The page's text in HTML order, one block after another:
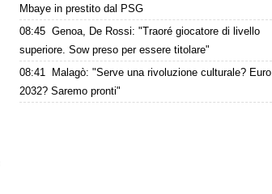
Mbaye in prestito dal PSG
08:45 Genoa, De Rossi: "Traoré giocatore di livello
superiore. Sow preso per essere titolare"
08:41
Malagò: "Serve una rivoluzione culturale? Euro
2032? Saremo pronti"